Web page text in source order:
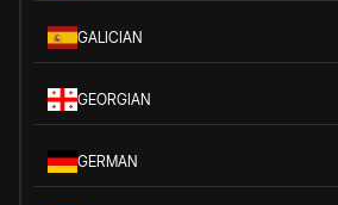
GALICIAN
GEORGIAN
GERMAN